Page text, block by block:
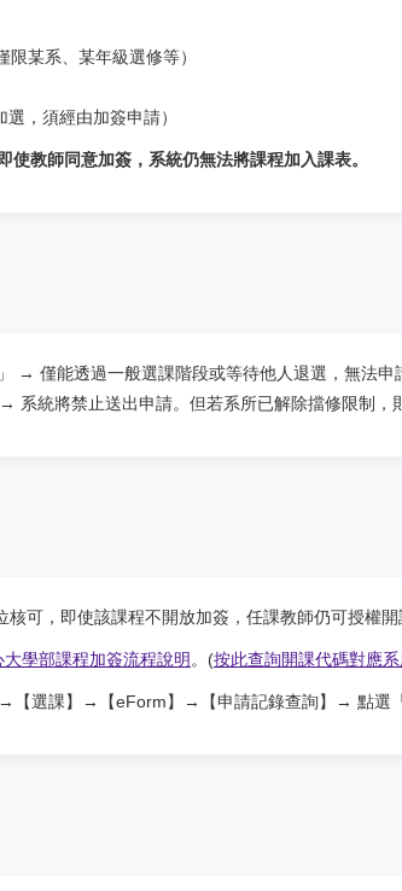
某系、某年級選修等）
，須經由加簽申請）
使教師同意加簽，系統仍無法將課程加入課表。
→ 僅能透過一般選課階段或等待他人退選，無法申
統將禁止送出申請。但若系所已解除擋修限制，
可，即使該課程不開放加簽，任課教師仍可授權開
學部課程加簽流程說明。(按此查詢開課代碼對應
【選課】→【eForm】→【申請記錄查詢】→ 點選